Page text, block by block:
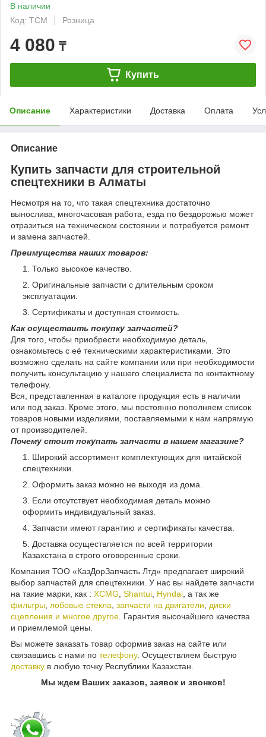
В наличии
Код: TCM
Розница
4 080 ₸
Купить
Описание Характеристики Доставка Оплата
Описание
Купить запчасти для строительной
спецтехники в Алматы
Несмотря на то, что такая спецтехника достаточно
вынослива, многочасовая работа, езда по бездорожью может
отразиться на техническом состоянии и потребуется ремонт
и замена запчастей.
Преимущества наших товаров:
Только высокое качество.
Оригинальные запчасти с длительным сроком
эксплуатации.
Сертификаты и доступная стоимость.
Как осуществить покупку запчастей?
Для того, чтобы приобрести необходимую деталь,
ознакомьтесь с её техническими характеристиками. Это
возможно сделать на сайте компании или при необходимости
получить консультацию у нашего специалиста по контактному
телефону.
Вся, представленная в каталоге продукция есть в наличии
или под заказ. Кроме этого, мы постоянно пополняем список
товаров новыми изделиями, поставляемыми к нам напрямую
от производителей.
Почему стоит покупать запчасти в нашем магазине?
Широкий ассортимент комплектующих для китайской
спецтехники.
Оформить заказ можно не выходя из дома.
Если отсутствует необходимая деталь можно
оформить индивидуальный заказ.
Запчасти имеют гарантию и сертификаты качества.
Доставка осуществляется по всей территории
Казахстана в строго оговоренные сроки.
Компания ТОО «КазДорЗапчасть Лтд» предлагает широкий
выбор запчастей для спецтехники. У нас вы найдете запчасти
на такие марки, как : XCMG, Shantui, Hyndai, а так же
фильтры, лобовые стекла, запчасти на двигатели, диски
сцепления и многое другое. Гарантия высочайшего качества
и приемлемой цены.
Вы можете заказать товар оформив заказ на сайте или
связавшись с нами по телефону. Осуществляем быструю
доставку в любую точку Республики Казахстан.
Мы ждем Ваших заказов, заявок и звонков!